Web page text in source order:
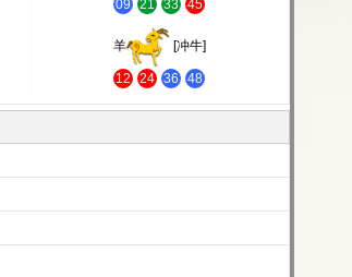
09 21 33 45
羊 [冲牛]
12 24 36 48